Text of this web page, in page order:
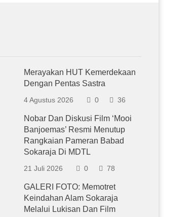
Merayakan HUT Kemerdekaan
Dengan Pentas Sastra
4 Agustus 2026 0 36
Nobar Dan Diskusi Film ‘Mooi
Banjoemas’ Resmi Menutup
Rangkaian Pameran Babad
Sokaraja Di MDTL
21 Juli 2026 0 78
GALERI FOTO: Memotret
Keindahan Alam Sokaraja
Melalui Lukisan Dan Film